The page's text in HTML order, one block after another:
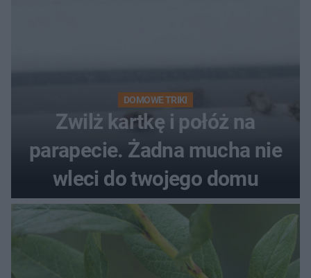
DOMOWE TRIKI
Zwilż kartkę i połóż na
parapecie. Żadna mucha nie
wleci do twojego domu